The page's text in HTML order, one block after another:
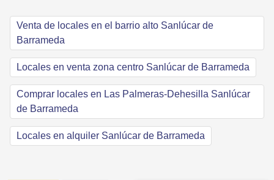
Venta de locales en el barrio alto Sanlúcar de
Barrameda
Locales en venta zona centro Sanlúcar de Barrameda
Comprar locales en Las Palmeras-Dehesilla Sanlúcar
de Barrameda
Locales en alquiler Sanlúcar de Barrameda